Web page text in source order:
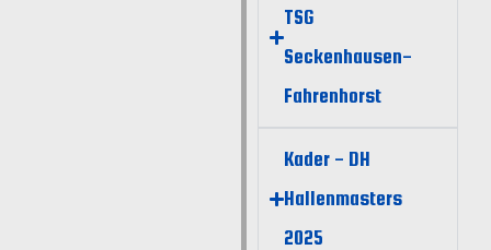
TSG
Seckenhausen-
Fahrenhorst
Kader - DH
Hallenmasters
2025